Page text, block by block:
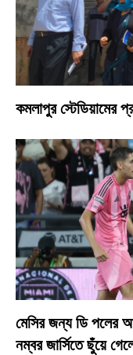
কমলাপুর স্টেডিয়ামের
মেসির জন্য ডি পলের
নম্বর জার্সিতে ছুঁয়ে